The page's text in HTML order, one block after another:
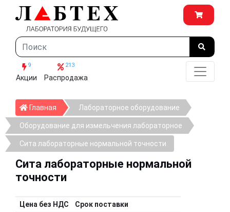
9
Акции
213
Распродажа
Главная ГлавнаяЛабораторное оборудование
Оборудование для измельчения лабораторное
Сита лабораторные нормальной точности
Сита лабораторные нормальной
точности
Цена без НДС Срок поставки